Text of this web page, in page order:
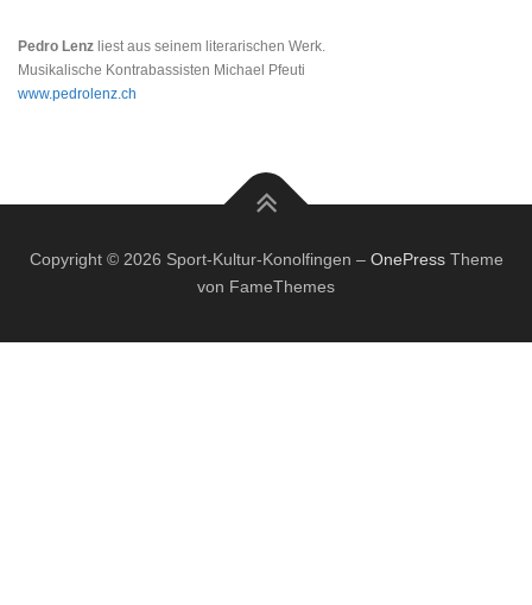
Pedro Lenz liest aus seinem literarischen Werk.
Musikalische Kontrabassisten Michael Pfeuti
www.pedrolenz.ch
Copyright © 2026 Sport-Kultur-Konolfingen – OnePressTheme
von FameThemes